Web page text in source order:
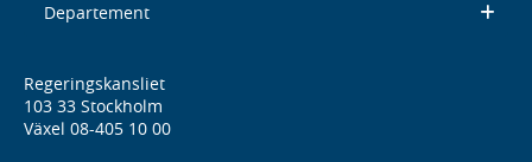
Departement
Regeringskansliet
103 33 Stockholm
Växel 08-405 10 00